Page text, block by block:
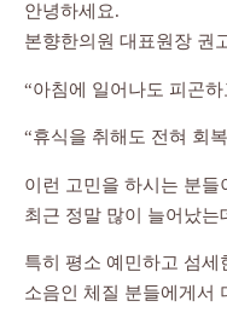
안녕하세요.
본향한의원 대표원장 권
“아침에 일어나도 피곤
“휴식을 취해도 전혀 회
이런 고민을 하시는 분들
최근 정말 많이 늘어났는
특히 평소 예민하고 섬세
소음인 체질 분들에게서